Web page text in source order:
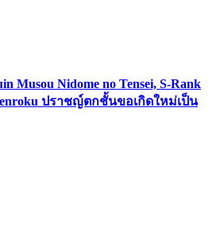
Musou Nidome no Tensei, S-Rank
ปราชญ์ตกชั้นขอเกิดใหม่เป็น